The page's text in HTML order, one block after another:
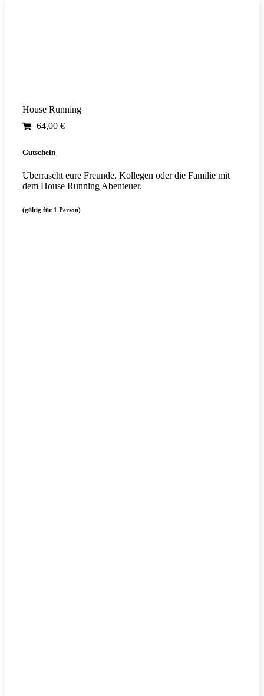
House Running
64,00 €
Gutschein
Überrascht eure Freunde, Kollegen oder die Familie mit
dem House Running Abenteuer.
(gültig für 1 Person)